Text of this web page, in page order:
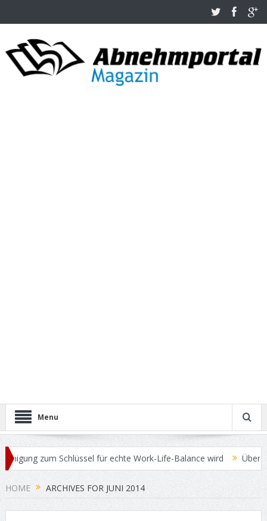
Menu
zum Schlüssel für echte Work-Life-Balance wird
HOME ARCHIVES FOR JUNI 2014